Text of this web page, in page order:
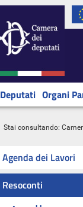
Deputati Organi
Stai consultando:
Agenda dei Lavori
Resoconti